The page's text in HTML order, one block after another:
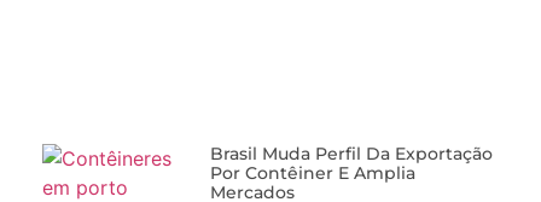
Brasil Muda Perfil Da Exportação
Por Contêiner E Amplia
Mercados